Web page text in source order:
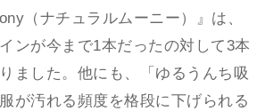
（ナチュラルムーニー）』は、
ンが今まで1本だったの対して3本
ました。他にも、「ゆるうんち吸
が汚れる頻度を格段に下げられる